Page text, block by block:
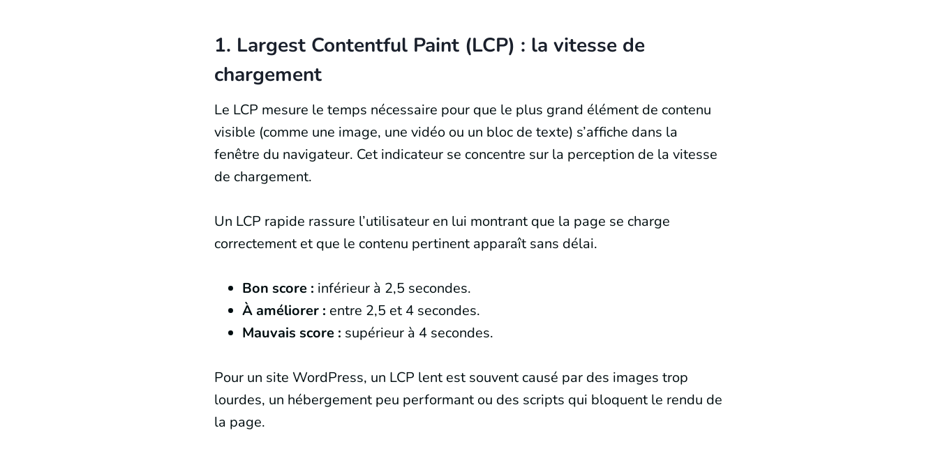
1. Largest Contentful Paint (LCP) : la vitesse de
chargement
Le LCP mesure le temps nécessaire pour que le plus grand élément de contenu
visible (comme une image, une vidéo ou un bloc de texte) s’affiche dans la
fenêtre du navigateur. Cet indicateur se concentre sur la perception de la vitesse
de chargement.
Un LCP rapide rassure l’utilisateur en lui montrant que la page se charge
correctement et que le contenu pertinent apparaît sans délai.
Bon score : inférieur à 2,5 secondes.
À améliorer : entre 2,5 et 4 secondes.
Mauvais score : supérieur à 4 secondes.
Pour un site WordPress, un LCP lent est souvent causé par des images trop
lourdes, un hébergement peu performant ou des scripts qui bloquent le rendu de
la page.